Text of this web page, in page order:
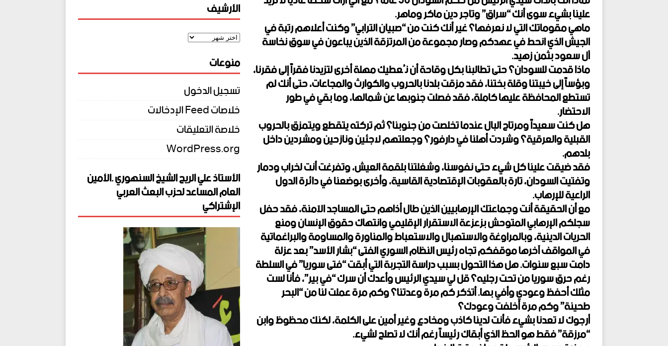
علينا بشيء سوى أنك “سراق” وتاجر دين ماكر وماهر.
ماهي مقوماتك التي لا نعرفها؟ غير أنك كنت من “صبيان الترابي” وكنت أعلاهم رتبة في
الجيش الذي انحط في عهدكم وصار مجموعة من المرتزقة الذين يباعون في سوق نخاسة
آل سعود بثمن زهيد.
ماذا قدمت للسودان؟ حتى تطالبنا بكل وقاحة أن نُعطيك مهلة أخرى لتزيدنا فقراً إلى فقرنا،
وبؤساً إلى خيبتنا وقلة بختنا، فقد مزقت بلدنا بالحروب والكوارث والمجاعات، حتى أنك لم
تستطع المحافظة عليها كاملة، فقد فصلت جنوبها عن شمالها، وما بقي في طور
الاحتضار.
هل كنت سعيداً ومرتاح البال عندما تخلصت من جنوبنا؟ ثم تركته يتقطع ويتمزق بالحروب
القبلية والعرقية؟ وشردت أهلنا في دارفور؟ وجعلتهم لاجئين ونازحين ومشردين داخل
بلدهم.
فقد ضيقت علينا كل شيء حتى نفوسنا، وشغلتنا بلقمة العيش، وتفرغت أنت لخراب ودمار
وتفتيت السودان، تارة بالعقوبات الإقتصادية القاسية، وأخرى بوضعنا في دائرة الدول
الراعية للإرهاب.
مع أن الحقيقة أنت وجماعتك الإرهابيين الذين طال أذاهم حتى المساجد الآمنة، فقد حفل
سجلكم الإرهابي المتوحش بزعزعة الاستقرار الإقليمي وانتهاك حقوق الإنسان ومنع
الحريات الدينية، وبالمراوغة والاستهبال والاستعباط والمناورة والمساومة والبراغماتية
في المواقف آخرها موقفكم تجاه رئيس النظام السوري الفتى “بشار الأسد” بعد عزلة
دامت سبع سنوات. هل هذا التحول بسبب دراسة التجربة التي أبقت “فتى سوريا” في السلطة
رغم حرق سوريا من تحت رجليه؟ قل لي سيدي الرئيس وأعدك أن سرك “في بير”، فأنا لست
مثلك أحفظ وعودي وأفي بها. أتذكر كم مرة وعدتنا؟ وكم مرة عملت لنا من “البحر
طحينة” وكم مرة أخلفت وعودك؟
أرجوك لا تعدنا بشيء فأنت لدينا كاذب ومخادع وغير أمين على الكلمة، لكنك محظوظ وابن
“مرزقة” فقط هو الحظ الذي أبقاك رئيساً رغم أنك لا تصلح لشيء.
الأرشيف
منوعات
تسجيل الدخول
خلاصات Feed الإدخالات
خلاصة التعليقات
WordPress.org
الأستاذ علي الريح الشيخ السنهوري .الأمين
العام المساعد لحزب البعث العربي
الإشتراكي